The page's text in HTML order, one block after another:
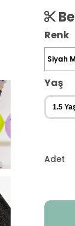
Renk
Yaş
1.5
Adet